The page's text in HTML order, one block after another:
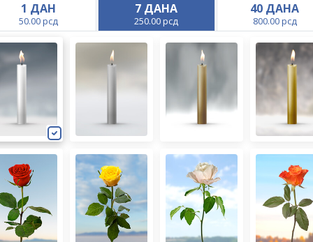
1 ДАН
50.00 рсд
7 ДАНА
250.00 рсд
40 ДАНА
800.00 рсд